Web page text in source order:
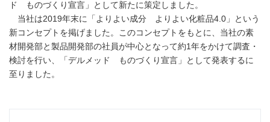
ド ものづくり宣言」として新たに策定しました。
当社は2019年末に「よりよい成分 よりよい化粧品4.0」という
新コンセプトを掲げました。このコンセプトをもとに、当社の素
材開発部と製品開発部の社員が中心となって約1年をかけて調査・
検討を行い、「デルメッド ものづくり宣言」として発表するに
至りました。